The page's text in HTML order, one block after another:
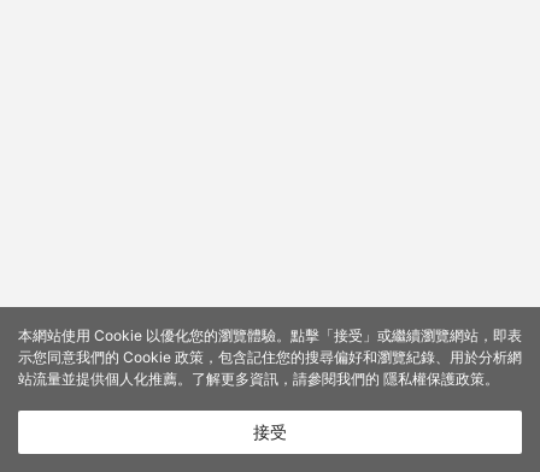
本網站使用 Cookie 以優化您的瀏覽體驗。點擊「接受」或繼續瀏覽網站，即表
示您同意我們的 Cookie 政策，包含記住您的搜尋偏好和瀏覽紀錄、用於分析網
站流量並提供個人化推薦。了解更多資訊，請參閱我們的 隱私權保護政策。
接受